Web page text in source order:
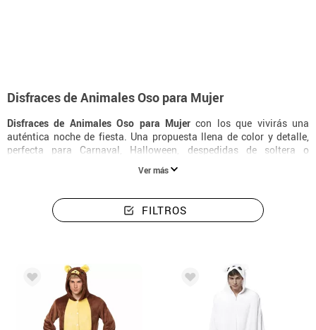
Disfraces de Animales Oso para Mujer
Disfraces de Animales Oso para Mujer con los que vivirás una
auténtica noche de fiesta. Una propuesta llena de color y detalle,
perfecta para Carnaval, Halloween, despedidas de soltera o
Ver más
FILTROS